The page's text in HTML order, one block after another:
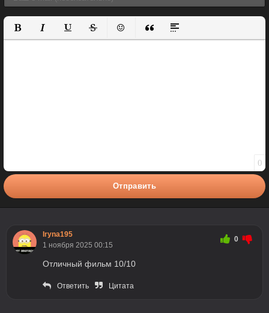
Полужирный
КурсивПодчеркнутый
ЗачеркнутыйВставить смайлик
Вставка цитаты
Вставка спойлера
0
Отправить
Iryna195
1 ноября 2025 00:15
0
Отличный фильм 10/10
Ответить Цитата